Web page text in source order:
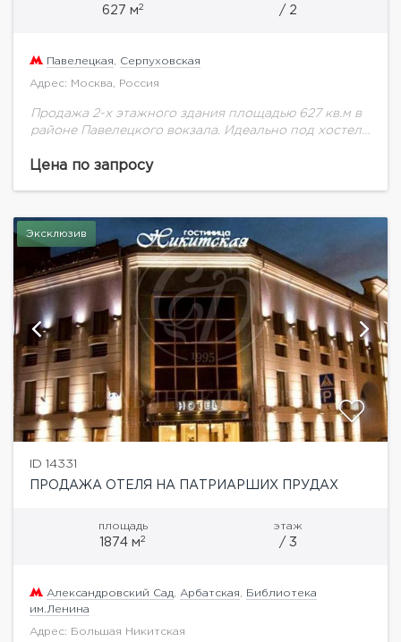
627 м2 / 2
Павелецкая Серпуховская
Адрес: Москва, Россия
Продажа 2-х этажного здания площадью 627 кв.м в
районе Павелецкого вокзала. Идеально под хостел.
якорный арендатор (2 этаж целиком) - хостел
Цена по запросу
Эксклюзив
ID 14331
ПРОДАЖА ОТЕЛЯ НА ПАТРИАРШИХ ПРУДАХ
площадь
1874 м2
этаж
/ 3
Александровский Сад Арбатская
Библиотека
им.Ленина
Адрес: Большая Никитская